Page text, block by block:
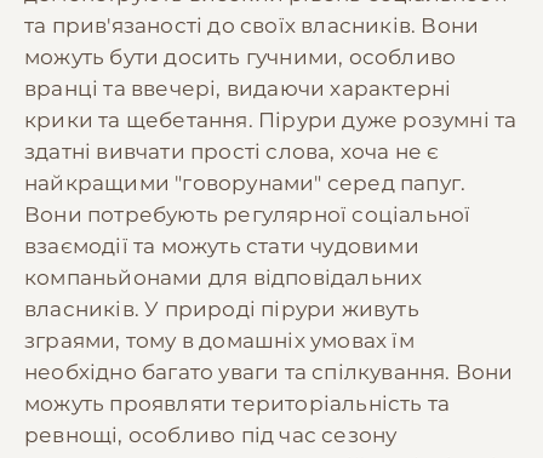
та прив'язаності до своїх власників. Вони
можуть бути досить гучними, особливо
вранці та ввечері, видаючи характерні
крики та щебетання. Пірури дуже розумні та
здатні вивчати прості слова, хоча не є
найкращими "говорунами" серед папуг.
Вони потребують регулярної соціальної
взаємодії та можуть стати чудовими
компаньйонами для відповідальних
власників. У природі пірури живуть
зграями, тому в домашніх умовах їм
необхідно багато уваги та спілкування. Вони
можуть проявляти територіальність та
ревнощі, особливо під час сезону